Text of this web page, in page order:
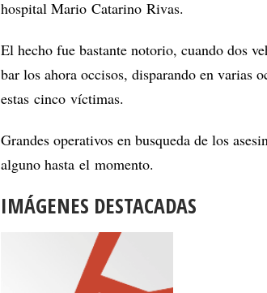
hospital Mario Catarino Rivas.
El hecho fue bastante notorio, cuando dos
bar los ahora occisos, disparando en varias
estas cinco víctimas.
Grandes operativos en busqueda de los
alguno hasta el momento.
IMÁGENES DESTACADAS